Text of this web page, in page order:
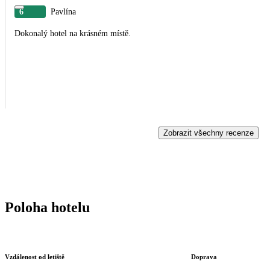
6 Pavlína
Dokonalý hotel na krásném místě.
Zobrazit všechny recenze
Poloha hotelu
Vzdálenost od letiště Doprava